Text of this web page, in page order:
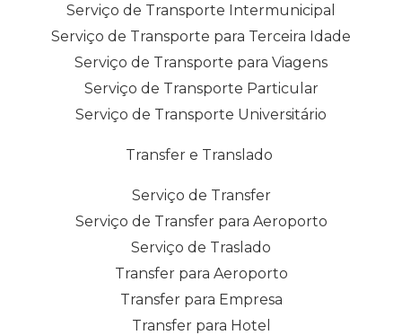
Serviço de Transporte Intermunicipal
Serviço de Transporte para Terceira Idade
Serviço de Transporte para Viagens
Serviço de Transporte Particular
Serviço de Transporte Universitário
Transfer e Translado
Serviço de Transfer
Serviço de Transfer para Aeroporto
Serviço de Traslado
Transfer para Aeroporto
Transfer para Empresa
Transfer para Hotel